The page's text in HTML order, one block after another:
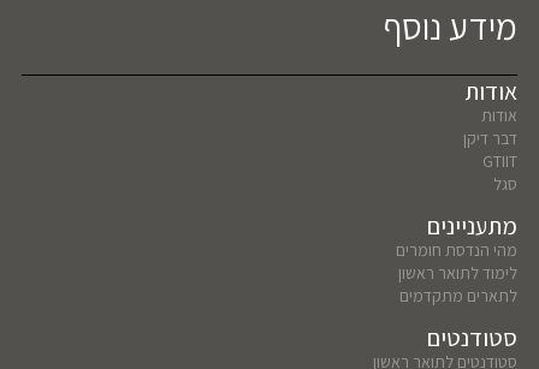
מידע נוסף
אודות
אודות
דבר דיקן
GTIIT
סגל
מתעניינים
מהי הנדסת חומרים
לימוד לתואר ראשון
לתארים מתקדמים
סטודנטים
סטודנטים לתואר ראשון